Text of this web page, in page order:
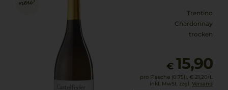
Trentino
Chardonnay
trocken
€ 15,90
pro Flasche (0.75l), € 21,20/L
inkl. MwSt. zzgl. Versand